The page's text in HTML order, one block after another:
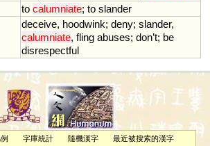
to calumniate; to slander
deceive, hoodwink; deny; slander,
calumniate, fling abuses; don’t; be
disrespectful
字庫統計 隨機漢字
最近被搜索的漢字